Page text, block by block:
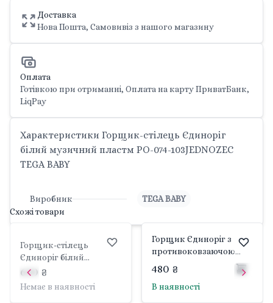
Доставка
Нова Пошта, Самовивіз з нашого магазину
Оплата
Готівкою при отриманні, Оплата на карту ПриватБанк,
LiqPay
Характеристики Горщик-стілець Єдиноріг
білий музичний пластм PO-074-103JEDNOZEC
TEGA BABY
Виробник
TEGA BABY
Схожі товари
Горщик-стілець
Єдиноріг білий
музичний пластм PO-
630 ₴
Немає в наявності
Горщик Єдиноріг з
противоковзаючою
пластм біло рожевий
PO-075-103-JEDNOROZEC
480 ₴
В наявності